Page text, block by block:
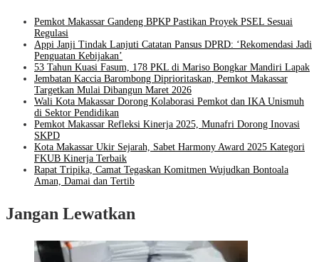
Pemkot Makassar Gandeng BPKP Pastikan Proyek PSEL Sesuai
Regulasi
Appi Janji Tindak Lanjuti Catatan Pansus DPRD: ‘Rekomendasi Jadi
Penguatan Kebijakan’
53 Tahun Kuasi Fasum, 178 PKL di Mariso Bongkar Mandiri Lapak
Jembatan Kaccia Barombong Diprioritaskan, Pemkot Makassar
Targetkan Mulai Dibangun Maret 2026
Wali Kota Makassar Dorong Kolaborasi Pemkot dan IKA Unismuh
di Sektor Pendidikan
Pemkot Makassar Refleksi Kinerja 2025, Munafri Dorong Inovasi
SKPD
Kota Makassar Ukir Sejarah, Sabet Harmony Award 2025 Kategori
FKUB Kinerja Terbaik
Rapat Tripika, Camat Tegaskan Komitmen Wujudkan Bontoala
Aman, Damai dan Tertib
Jangan Lewatkan